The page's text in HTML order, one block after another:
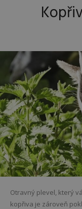
Otravný plevel, který
kopřiva je zároveň